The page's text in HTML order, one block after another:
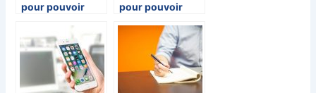
pour pouvoir
modifications
sur les photos ?
pour pouvoir
modifications
sur les photos ?